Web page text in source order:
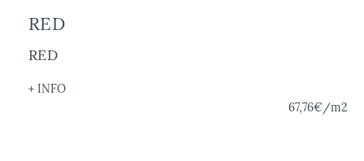
RED
RED
+ INFO
67,76€/m2